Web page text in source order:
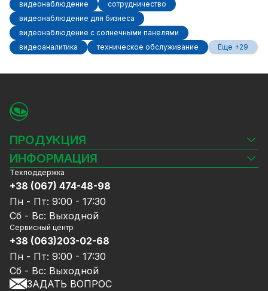
видеонаблюдение
сотрудничество
видеонаблюдение для бизнеса
видеонаблюдение с солнечными панелями
видеоаналитика
техническое обслуживание Еще +29
ПРОДУКЦИЯ
Камеры видеонаблюдения
Видеорегистраторы
Комплекты видеонаблюдения
СКУД
Источники питания
Сетевое оборудование
Ноутбуки и компьютеры
Аксессуары
Акции
Уцененный товар
ИНФОРМАЦИЯ
Блог
Доставка и оплата
Гарантия и Сервисное обслуживание
Политика конфиденциальности
Договор публичной оферты
Сотрудничество
Услуги
Калькулятор расчёта объёма HDD
Техподдержка
+38 (067) 474-48-98
Пн - Пт: 9:00 - 17:30
Сб - Вс: Выходной
Сервисный центр
+38 (063)203-02-68
Пн - Пт: 9:00 - 17:30
Сб - Вс: Выходной
ЗАДАТЬ ВОПРОС